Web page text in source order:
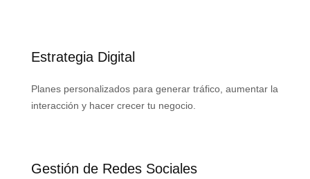
Estrategia Digital
Planes personalizados para generar tráfico, aumentar la
interacción y hacer crecer tu negocio.
Gestión de Redes Sociales